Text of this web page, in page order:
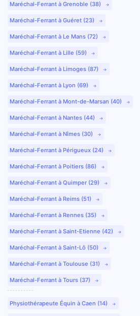
Maréchal-Ferrant à Grenoble (38)
Maréchal-Ferrant à Guéret (23)
Maréchal-Ferrant à Le Mans (72)
Maréchal-Ferrant à Lille (59)
Maréchal-Ferrant à Limoges (87)
Maréchal-Ferrant à Lyon (69)
Maréchal-Ferrant à Mont-de-Marsan (40)
Maréchal-Ferrant à Nantes (44)
Maréchal-Ferrant à Nîmes (30)
Maréchal-Ferrant à Périgueux (24)
Maréchal-Ferrant à Poitiers (86)
Maréchal-Ferrant à Quimper (29)
Maréchal-Ferrant à Reims (51)
Maréchal-Ferrant à Rennes (35)
Maréchal-Ferrant à Saint-Etienne (42)
Maréchal-Ferrant à Saint-Lô (50)
Maréchal-Ferrant à Toulouse (31)
Maréchal-Ferrant à Tours (37)
Physiothérapeute Équin à Caen (14)